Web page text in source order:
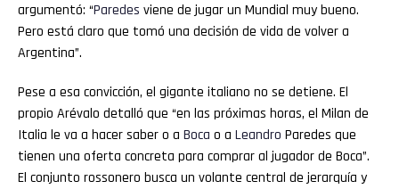
argumentó: “Paredes viene de jugar un Mundial muy bueno.
Pero está claro que tomó una decisión de vida de volver a
Argentina”.
Pese a esa convicción, el gigante italiano no se detiene. El
propio Arévalo detalló que “en las próximas horas, el Milan de
Italia le va a hacer saber o a Boca o a Leandro Paredes que
tienen una oferta concreta para comprar al jugador de Boca”.
El conjunto rossonero busca un volante central de jerarquía y